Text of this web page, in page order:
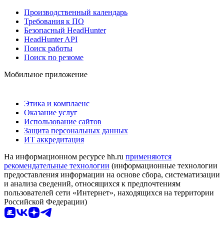
Производственный календарь
Требования к ПО
Безопасный HeadHunter
HeadHunter API
Поиск работы
Поиск по резюме
Мобильное приложение
Этика и комплаенс
Оказание услуг
Использование сайтов
Защита персональных данных
ИТ аккредитация
На информационном ресурсе hh.ru применяются
рекомендательные технологии (информационные технологии
предоставления информации на основе сбора, систематизации
и анализа сведений, относящихся к предпочтениям
пользователей сети «Интернет», находящихся на территории
Российской Федерации)